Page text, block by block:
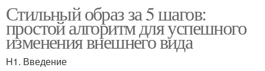
Стильный образ за 5 шагов:
простой алгоритм для успешного
изменения внешнего вида
H1. Введение